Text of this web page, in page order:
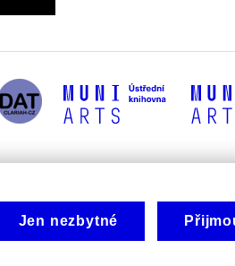
Jen nezbytné